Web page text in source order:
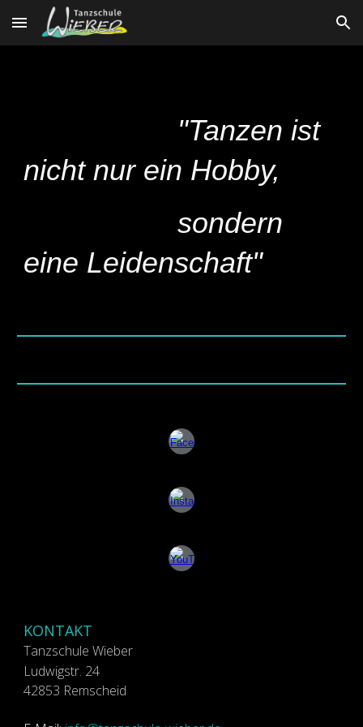
Skip to main content Skip to navigation
"Tanzen ist
nicht nur ein Hobby,
sondern
eine Leidenschaft"
KONTAKT
Tanzschule Wieber
Ludwigstr. 24
42853 Remscheid